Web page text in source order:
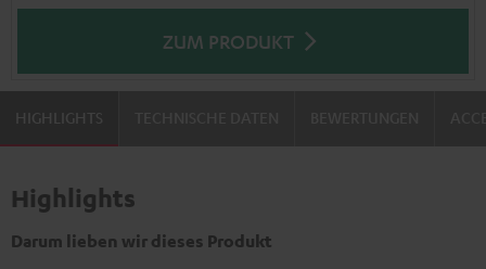
ZUM PRODUKT
HIGHLIGHTS
Highlights
Darum lieben wir dieses Produkt